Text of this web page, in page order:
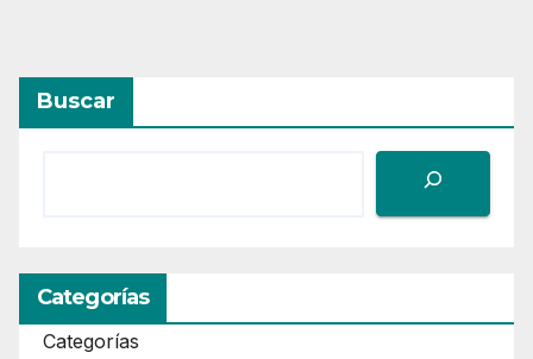
Buscar
Categorías
Categorías